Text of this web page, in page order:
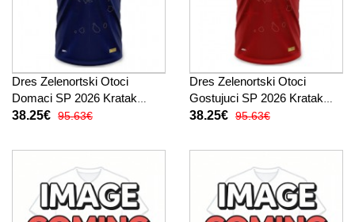
Dres Zelenortski Otoci
Domaci SP 2026 Kratak
Rukav
38.25€ 95.63€
Dres Zelenortski Otoci
Gostujuci SP 2026 Kratak
Rukav
38.25€ 95.63€